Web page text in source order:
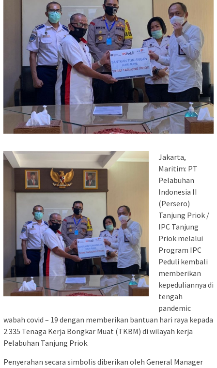
Jakarta,
Maritim: PT
Pelabuhan
Indonesia II
(Persero)
Tanjung Priok /
IPC Tanjung
Priok melalui
Program IPC
Peduli kembali
memberikan
kepeduliannya di
tengah
pandemic
wabah covid – 19 dengan memberikan bantuan hari raya kepada
2.335 Tenaga Kerja Bongkar Muat (TKBM) di wilayah kerja
Pelabuhan Tanjung Priok.
Penyerahan secara simbolis diberikan oleh General Manager